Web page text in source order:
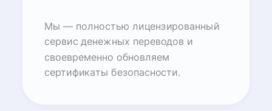
Мы — полностью лицензированный
сервис денежных переводов и
своевременно обновляем
сертификаты безопасности.